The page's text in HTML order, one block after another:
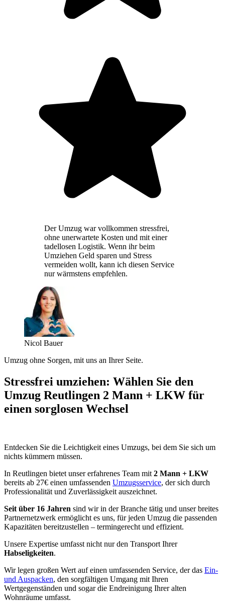
Der Umzug war vollkommen stressfrei,
ohne unerwartete Kosten und mit einer
tadellosen Logistik. Wenn ihr beim
Umziehen Geld sparen und Stress
vermeiden wollt, kann ich diesen Service
nur wärmstens empfehlen.
Nicol Bauer
Umzug ohne Sorgen, mit uns an Ihrer Seite.
Stressfrei umziehen: Wählen Sie den
Umzug Reutlingen 2 Mann + LKW für
einen sorglosen Wechsel
Entdecken Sie die Leichtigkeit eines Umzugs, bei dem Sie sich um
nichts kümmern müssen.
In Reutlingen bietet unser erfahrenes Team mit 2 Mann + LKW
bereits ab 27€ einen umfassenden Umzugsservice, der sich durch
Professionalität und Zuverlässigkeit auszeichnet.
Seit über 16 Jahren sind wir in der Branche tätig und unser breites
Partnernetzwerk ermöglicht es uns, für jeden Umzug die passenden
Kapazitäten bereitzustellen – termingerecht und effizient.
Unsere Expertise umfasst nicht nur den Transport Ihrer
Habseligkeiten.
Wir legen großen Wert auf einen umfassenden Service, der das Ein-
und Auspacken, den sorgfältigen Umgang mit Ihren
Wertgegenständen und sogar die Endreinigung Ihrer alten
Wohnräume umfasst.